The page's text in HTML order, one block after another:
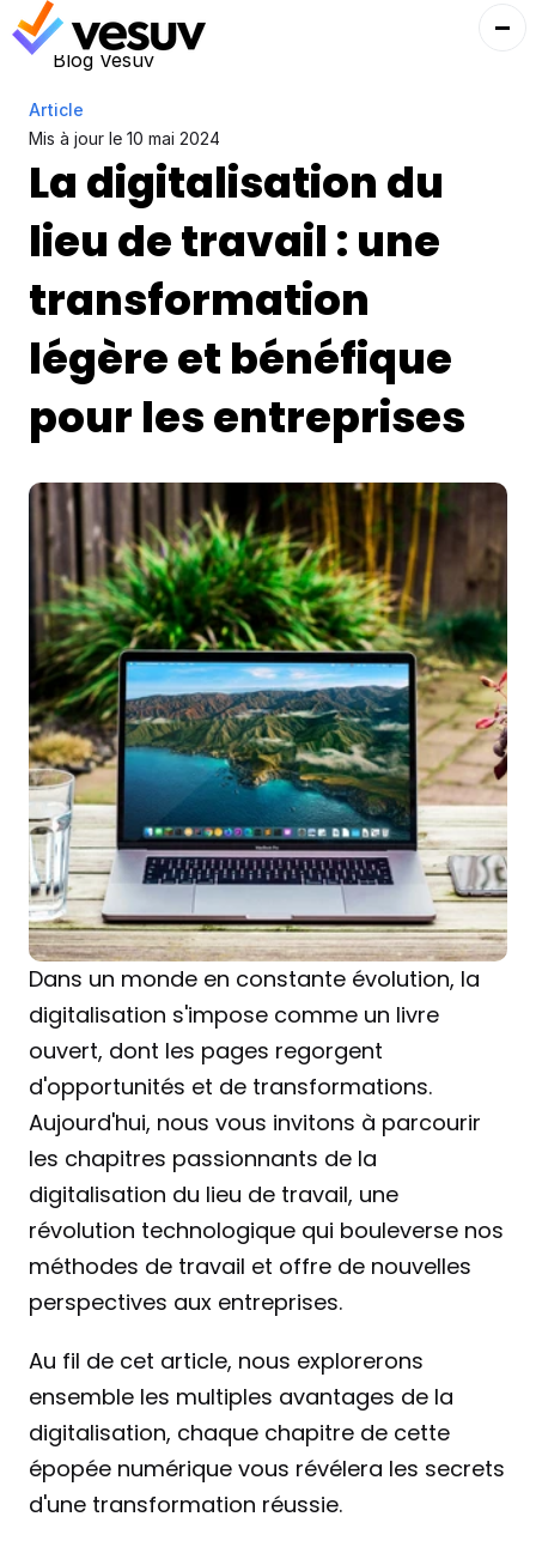
Blog Vesuv
Article
Mis à jour le 10 mai 2024
La digitalisation du
lieu de travail : une
transformation
légère et bénéfique
pour les entreprises
Dans un monde en constante évolution, la
digitalisation s'impose comme un livre
ouvert, dont les pages regorgent
d'opportunités et de transformations.
Aujourd'hui, nous vous invitons à parcourir
les chapitres passionnants de la
digitalisation du lieu de travail, une
révolution technologique qui bouleverse nos
méthodes de travail et offre de nouvelles
perspectives aux entreprises.
Au fil de cet article, nous explorerons
ensemble les multiples avantages de la
digitalisation, chaque chapitre de cette
épopée numérique vous révélera les secrets
d'une transformation réussie.